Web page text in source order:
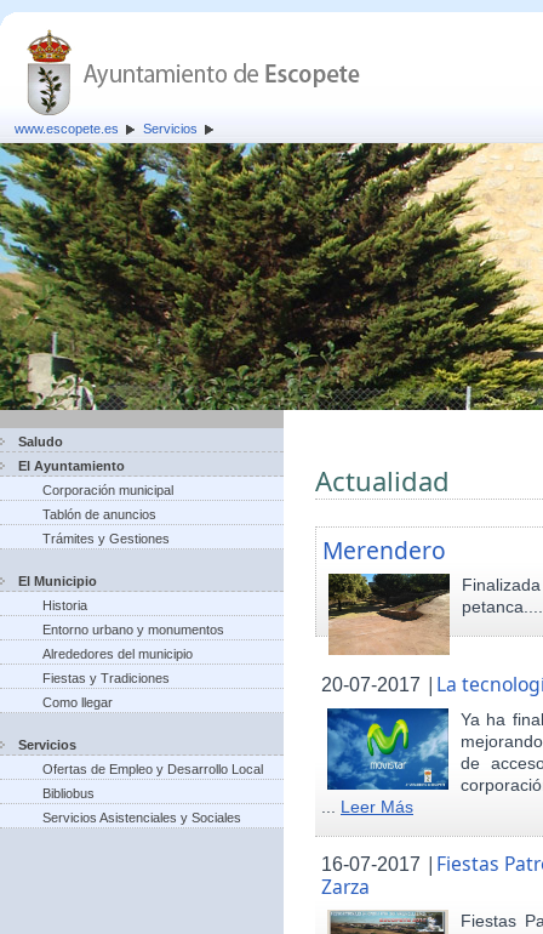
www.escopete.es Servicios
Saludo
El Ayuntamiento
Corporación municipal
Tablón de anuncios
Trámites y Gestiones
El Municipio
Historia
Entorno urbano y monumentos
Alrededores del municipio
Fiestas y Tradiciones
Como llegar
Servicios
Ofertas de Empleo y Desarrollo Local
Bibliobus
Servicios Asistenciales y Sociales
Actualidad
Merendero
20-07-2017 | La
Ya ha
de
Leer Más
16-07-2017 | Fiestas
Zarza
Fiestas